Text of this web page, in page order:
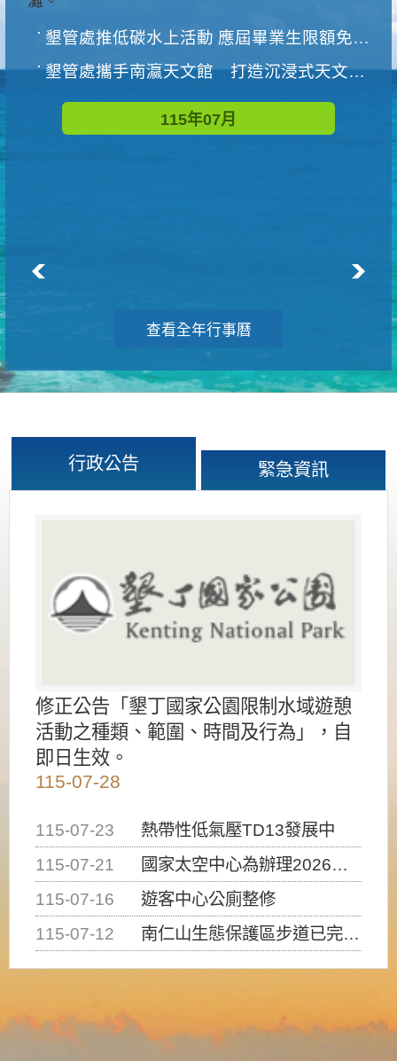
墾管處推低碳水上活動 應屆畢業生限額免費參加
墾管處攜手南瀛天文館 打造沉浸式天文探索營隊
115年07月
查看全年行事曆
行政公告 緊急資訊
修正公告「墾丁國家公園限制水域遊憩
活動之種類、範圍、時間及行為」，自
即日生效。
115-07-28
115-07-23
熱帶性低氣壓TD13發展中
115-07-21
國家太空中心為辦理2026台灣盃火箭競賽，陸、海、空域警戒及協調相關事宜，因颱風備案事宜
115-07-16
遊客中心公廁整修
115-07-12
南仁山生態保護區步道已完成修復，自115年7月13日（星期一）起恢復開放入園，歡迎民眾依規定申請入園....